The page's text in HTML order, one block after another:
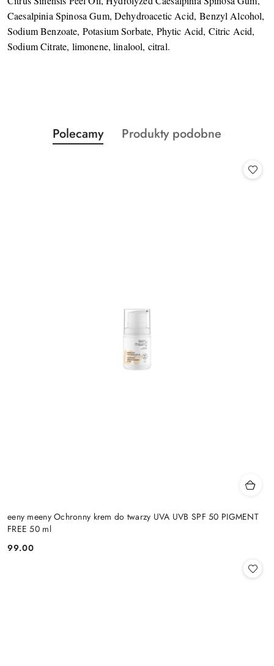
Caesalpinia Spinosa Gum, Dehydroacetic Acid, Benzyl Alcohol,
Sodium Benzoate, Potasium Sorbate, Phytic Acid, Citric Acid,
Sodium Citrate, limonene, linalool, citral.
Pomiń karuzelę produktów
Produkty
o
Polecamy
Produkty
Produkty podobne
eeny meeny Ochronny krem do twarzy UVA UVB SPF 50 PIGMENT
FREE 50 ml
Cena:
99.00